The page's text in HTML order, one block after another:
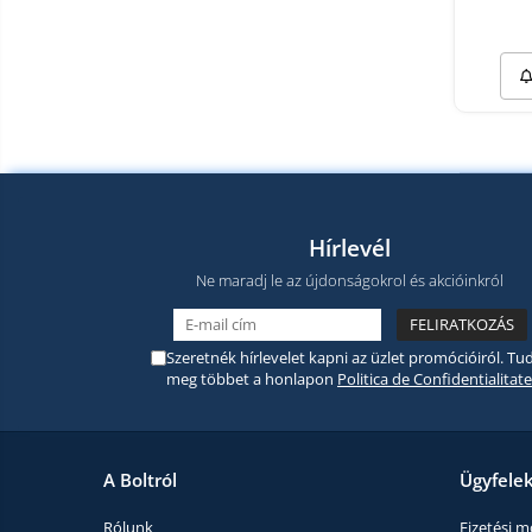
tartozékok
Hírlevél
Ne maradj le az újdonságokrol és akcióinkról
Szeretnék hírlevelet kapni az üzlet promócióiról.
meg többet a honlapon Politica de Confidentialitate
A Boltról
Rólunk Fizetési